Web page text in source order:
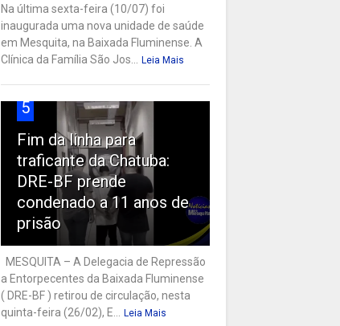
Na última sexta-feira (10/07) foi
inaugurada uma nova unidade de saúde
em Mesquita, na Baixada Fluminense. A
Clínica da Família São Jos... Leia Mais
5
Fim da linha para
traficante da Chatuba:
DRE-BF prende
condenado a 11 anos de
prisão
MESQUITA – A Delegacia de Repressão
a Entorpecentes da Baixada Fluminense
( DRE-BF ) retirou de circulação, nesta
quinta-feira (26/02), E... Leia Mais